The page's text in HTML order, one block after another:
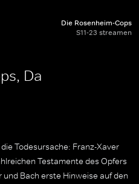
Die Rosenheim-Cops
S11-23 streamen
Da
Todesursache: Franz-Xaver
Testamente des Opfers
Bach erste Hinweise auf den